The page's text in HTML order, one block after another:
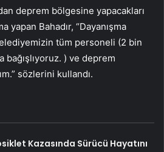
deprem bölgesine yapacakları
yapan Bahadır, “Dayanışma
tüm personeli (2 bin
bağışlıyoruz. ) ve deprem
sözlerini kullandı.
Kazasında Sürücü Hayatını